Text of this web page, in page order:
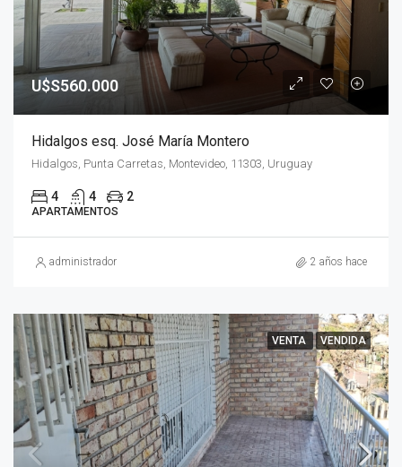
U$S560.000
Hidalgos esq. José María Montero
Hidalgos, Punta Carretas, Montevideo, 11303, Uruguay
4 4 2
APARTAMENTOS
administrador 2 años hace
VENTA VENDIDA